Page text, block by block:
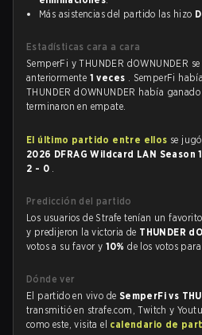
Más asistencias del partido las hizo
Estadísticas cara a cara
SemperFi y THUNDER dOWNUNDER
anteriormente 1 veces . SemperFi
THUNDER dOWNUNDER había ganado
terminaron en empate.
El último partido entre ellos se
2026 DFRAG Wildcard LAN Season
2 - 0 .
Predicción del partido
Los usuarios de Strafe tenían un
y predijeron la victoria de THUNDER
votos a su favor y 10%de los votos
Dónde ver
El partido en vivo de SemperFi vs
transmitió en strafe.com, Twitch y
como este, visita el calendario de